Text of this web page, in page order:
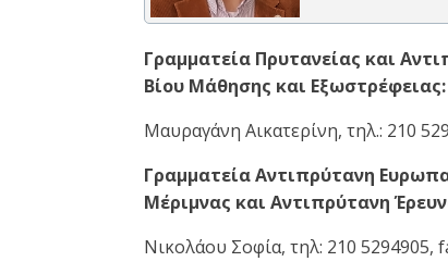
Γραμματεία Πρυτανείας και
Βίου Μάθησης και Εξωστρέφειας:
Μαυραγάνη Αικατερίνη, τηλ.: 210
Γραμματεία Αντιπρύτανη
Μέριμνας και Αντιπρύτανη
Νικολάου Σοφία, τηλ: 210 5294905,